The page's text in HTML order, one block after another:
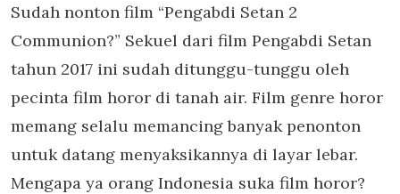
Sudah nonton film “Pengabdi Setan 2
Communion?” Sekuel dari film Pengabdi Setan
tahun 2017 ini sudah ditunggu-tunggu oleh
pecinta film horor di tanah air. Film genre horor
memang selalu memancing banyak penonton
untuk datang menyaksikannya di layar lebar.
Mengapa ya orang Indonesia suka film horor?